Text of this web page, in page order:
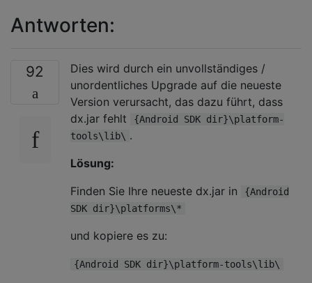
Antworten:
92
Dies wird durch ein unvollständiges /
unordentliches Upgrade auf die neueste
Version verursacht, das dazu führt, dass
dx.jar fehlt
{Android SDK dir}\platform-
tools\lib\ .
Lösung:
Finden Sie Ihre neueste dx.jar in
{Android
SDK dir}\platforms\*
und kopiere es zu:
{Android SDK dir}\platform-tools\lib\